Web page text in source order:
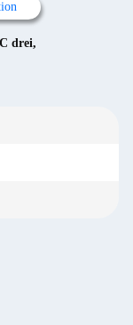
drei,